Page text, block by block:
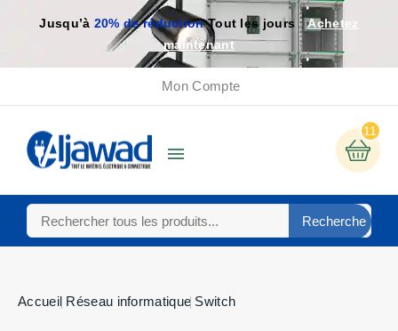
Jusqu’à 20% de réductionTout les jours
Achetez
maintenant
Mon Compte

11
Recherche
Accueil Réseau informatique Switch